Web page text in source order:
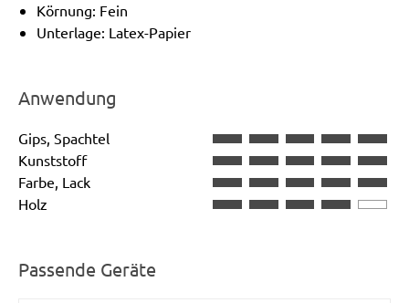
Körnung: Fein
Unterlage: Latex-Papier
Anwendung
Gips, Spachtel
Kunststoff
Farbe, Lack
Holz
Passende Geräte